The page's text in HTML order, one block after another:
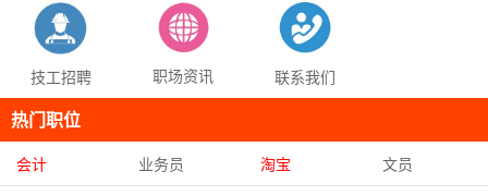
技工招聘 职场资讯 联系我们
热门职位
会计 业务员 淘宝 文员